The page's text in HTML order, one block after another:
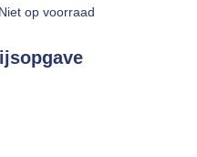
Niet op voorraad